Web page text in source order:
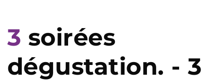
3 soirées
dégustation. - 3